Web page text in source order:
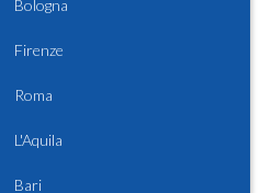
Bologna
Firenze
Roma
L'Aquila
Bari